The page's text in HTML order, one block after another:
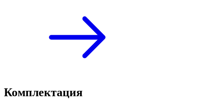
Комплектация